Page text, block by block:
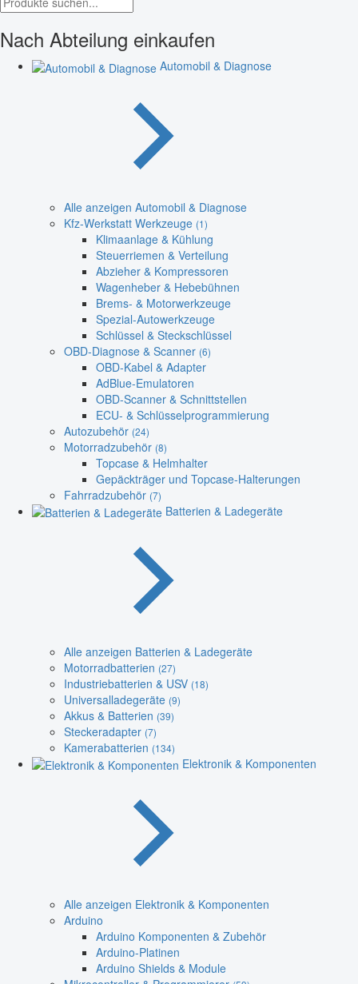
Nach Abteilung einkaufen
Automobil & Diagnose
Alle anzeigen Automobil & Diagnose
Kfz-Werkstatt Werkzeuge (1)
Klimaanlage & Kühlung
Steuerriemen & Verteilung
Abzieher & Kompressoren
Wagenheber & Hebebühnen
Brems- & Motorwerkzeuge
Spezial-Autowerkzeuge
Schlüssel & Steckschlüssel
OBD-Diagnose & Scanner (6)
OBD-Kabel & Adapter
AdBlue-Emulatoren
OBD-Scanner & Schnittstellen
ECU- & Schlüsselprogrammierung
Autozubehör (24)
Motorradzubehör (8)
Topcase & Helmhalter
Gepäckträger und Topcase-Halterungen
Fahrradzubehör (7)
Batterien & Ladegeräte
Alle anzeigen Batterien & Ladegeräte
Motorradbatterien (27)
Industriebatterien & USV (18)
Universalladegeräte (9)
Akkus & Batterien (39)
Steckeradapter (7)
Kamerabatterien (134)
Elektronik & Komponenten
Alle anzeigen Elektronik & Komponenten
Arduino
Arduino Komponenten & Zubehör
Arduino-Platinen
Arduino Shields & Module